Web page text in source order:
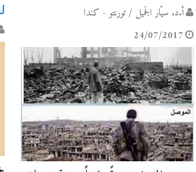
أ.د. سيّار الجَميل / تورنتو - كندا
24/07/2017